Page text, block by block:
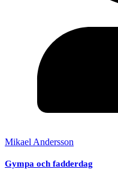
Mikael Andersson
Gympa och fadderdag